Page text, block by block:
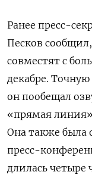
Ранее пресс-
Песков
совместят с
декабре.
он пообещал
«прямая линия»
Она также была
пресс-
длилась четыре